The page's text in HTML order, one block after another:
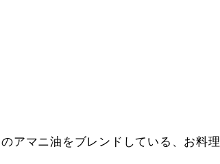
アマニ油をブレンドしている、お料理